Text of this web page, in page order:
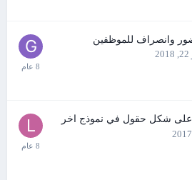
وانصراف للموظفين
على شكل حقول في نموذج اخر